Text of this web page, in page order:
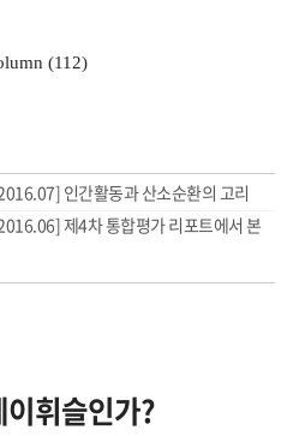
(112)
인간활동과 산소순환의 고리
제4차 통합평가 리포트에서 본
이휘슬인가?